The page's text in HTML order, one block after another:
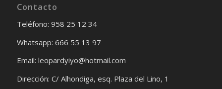
Contacto
Teléfono: 958 25 12 34
Whatsapp: 666 55 13 97
Email: leopardyiyo@hotmail.com
Dirección: C/ Alhondiga, esq. Plaza del Lino, 1